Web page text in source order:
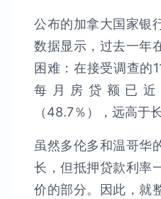
公布的加拿大国家银
数据显示，过去一年
困难：在接受调查的
每月房贷额已
（48.7％），远高于
虽然多伦多和温哥华
长，但抵押贷款利率
价的部分。因此，就